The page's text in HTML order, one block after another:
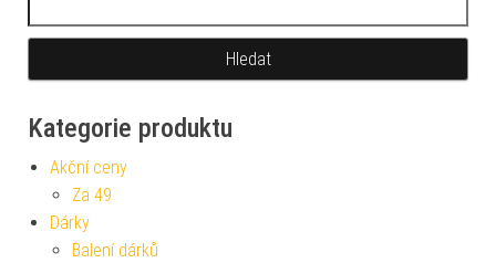
Kategorie produktu
Akční ceny
Za 49
Dárky
Balení dárků